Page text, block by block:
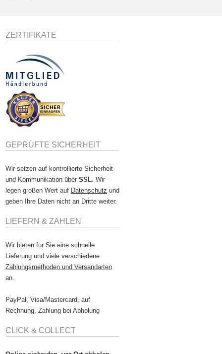
ZERTIFIKATE
GEPRÜFTE SICHERHEIT
Wir setzen auf kontrollierte Sicherheit
und Kommunikation überSSL. Wir
legen großen Wert auf Datenschutz und
geben Ihre Daten nicht an Dritte weiter.
LIEFERN & ZAHLEN
Wir bieten für Sie eine schnelle
Lieferung und viele verschiedene
Zahlungsmethoden und Versandarten
an.
PayPal, Visa/Mastercard, auf
Rechnung, Zahlung bei Abholung
CLICK & COLLECT